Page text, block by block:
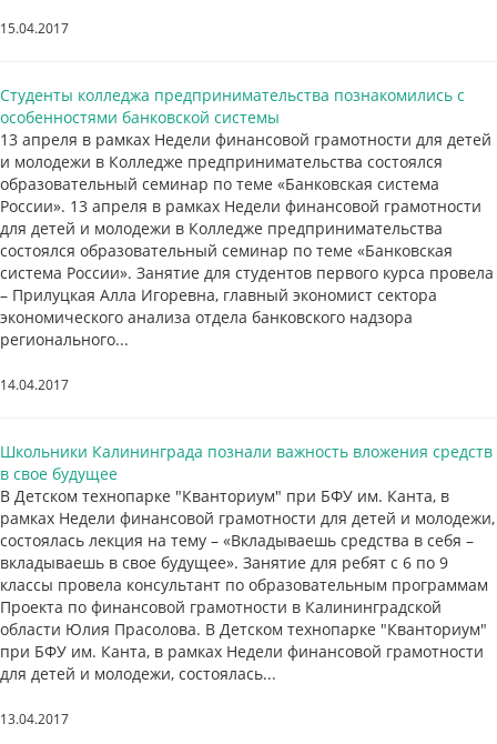
15.04.2017
Студенты колледжа предпринимательства познакомились с
особенностями банковской системы
13 апреля в рамках Недели финансовой грамотности для детей
и молодежи в Колледже предпринимательства состоялся
образовательный семинар по теме «Банковская система
России». 13 апреля в рамках Недели финансовой грамотности
для детей и молодежи в Колледже предпринимательства
состоялся образовательный семинар по теме «Банковская
система России». Занятие для студентов первого курса провела
– Прилуцкая Алла Игоревна, главный экономист сектора
экономического анализа отдела банковского надзора
регионального...
14.04.2017
Школьники Калининграда познали важность вложения средств
в свое будущее
В Детском технопарке "Кванториум" при БФУ им. Канта, в
рамках Недели финансовой грамотности для детей и молодежи,
состоялась лекция на тему – «Вкладываешь средства в себя –
вкладываешь в свое будущее». Занятие для ребят с 6 по 9
классы провела консультант по образовательным программам
Проекта по финансовой грамотности в Калининградской
области Юлия Прасолова. В Детском технопарке "Кванториум"
при БФУ им. Канта, в рамках Недели финансовой грамотности
для детей и молодежи, состоялась...
13.04.2017